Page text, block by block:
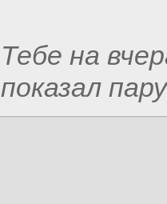
Тебе на
показал